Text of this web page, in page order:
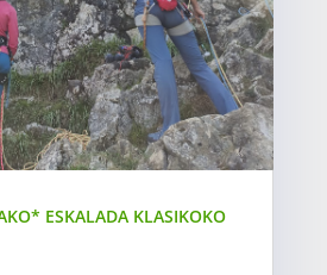
ESKALADA KLASIKOKO